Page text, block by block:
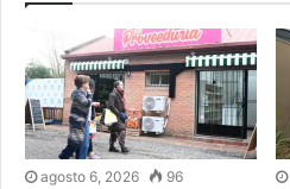
agosto 6, 2026 96